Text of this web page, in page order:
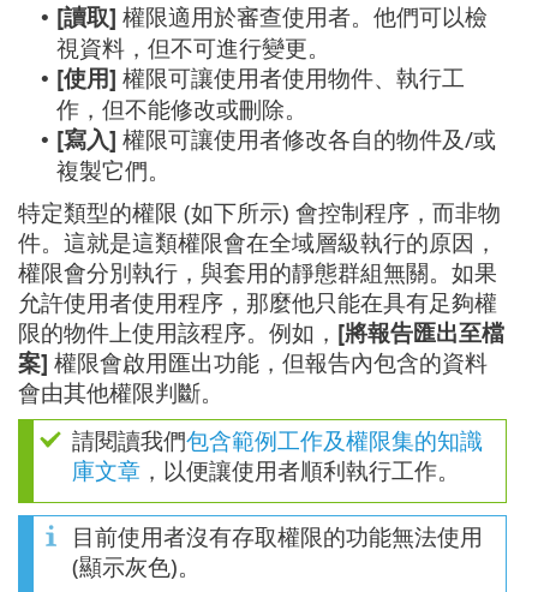
• [讀取] 權限適用於審查使用者。他們可以檢
視資料，但不可進行變更。
• [使用] 權限可讓使用者使用物件、執行工
作，但不能修改或刪除。
• [寫入] 權限可讓使用者修改各自的物件及/或
複製它們。
特定類型的權限 (如下所示) 會控制程序，而非物
件。這就是這類權限會在全域層級執行的原因，
權限會分別執行，與套用的靜態群組無關。如果
允許使用者使用程序，那麼他只能在具有足夠權
限的物件上使用該程序。例如， [將報告匯出至檔
案] 權限會啟用匯出功能，但報告內包含的資料
會由其他權限判斷。
請閱讀我們包含範例工作及權限集的知識
庫文章 ，以便讓使用者順利執行工作。
目前使用者沒有存取權限的功能無法使用
(顯示灰色)。